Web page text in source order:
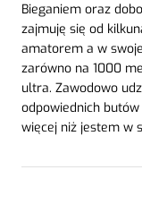
Bieganiem oraz
zajmuję się od
amatorem a w
zarówno na 1000
ultra. Zawodowo
odpowiednich
więcej niż jestem w